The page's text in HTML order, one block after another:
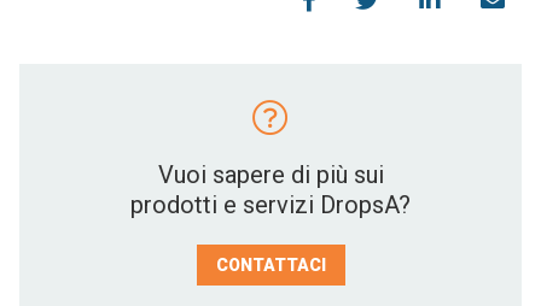
Vuoi sapere di più sui
prodotti e servizi DropsA?
CONTATTACI